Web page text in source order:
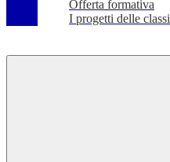
Offerta formativa
I progetti delle classi